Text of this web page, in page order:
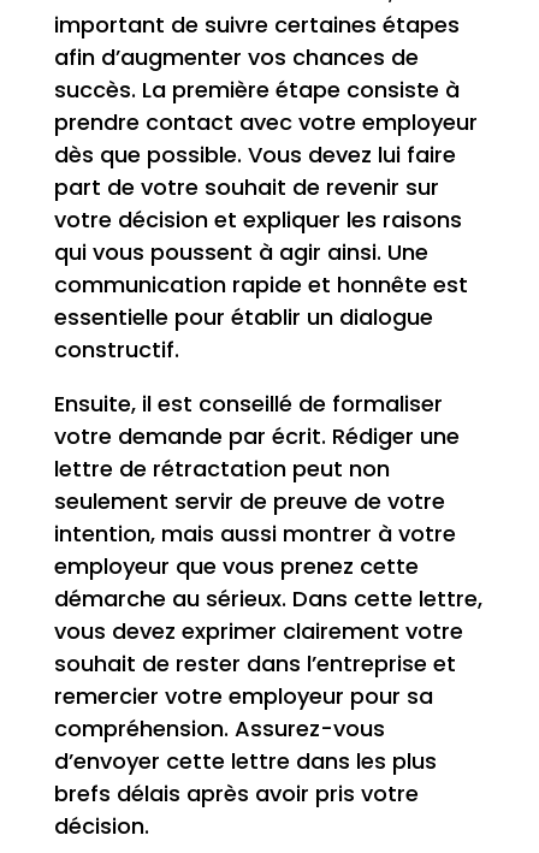
important de suivre certaines étapes
afin d’augmenter vos chances de
succès. La première étape consiste à
prendre contact avec votre employeur
dès que possible. Vous devez lui faire
part de votre souhait de revenir sur
votre décision et expliquer les raisons
qui vous poussent à agir ainsi. Une
communication rapide et honnête est
essentielle pour établir un dialogue
constructif.
Ensuite, il est conseillé de formaliser
votre demande par écrit. Rédiger une
lettre de rétractation peut non
seulement servir de preuve de votre
intention, mais aussi montrer à votre
employeur que vous prenez cette
démarche au sérieux. Dans cette lettre,
vous devez exprimer clairement votre
souhait de rester dans l’entreprise et
remercier votre employeur pour sa
compréhension. Assurez-vous
d’envoyer cette lettre dans les plus
brefs délais après avoir pris votre
décision.